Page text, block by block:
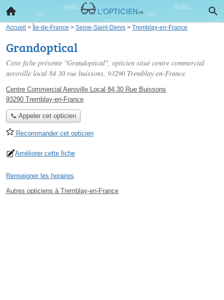
Accueil > Île-de-France > Seine-Saint-Denis > Tremblay-en-France
Grandoptical
Cette fiche présente "Grandoptical", opticien situé centre commercial
aeroville local 84 30 rue buissons, 93290 Tremblay-en-France.
Centre Commercial Aeroville Local 84 30 Rue Buissons
93290 Tremblay-en-France
📞 Appeler cet opticien
Recommander cet opticien
Améliorer cette fiche
Renseigner les horaires
Autres opticiens à Tremblay-en-France